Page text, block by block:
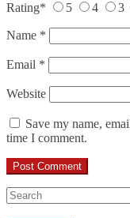
Rating* 5 4 3
Name *
Email *
Website
Save my name,
time I comment.